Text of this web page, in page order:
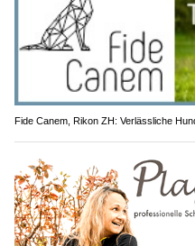
Fide Canem, Rikon ZH: Verlässliche